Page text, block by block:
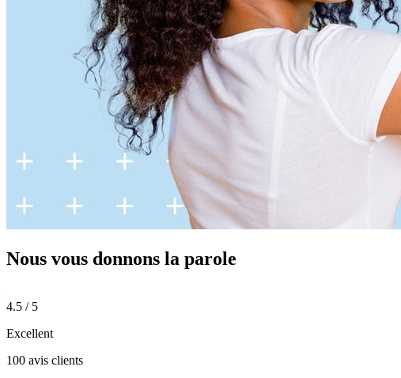
Nous vous donnons la parole
4.5 / 5
Excellent
100 avis clients